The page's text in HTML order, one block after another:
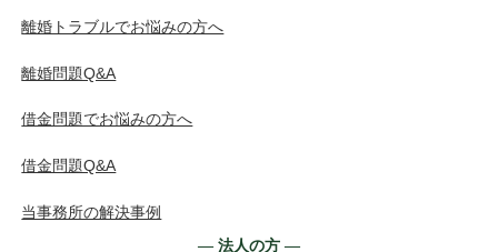
離婚トラブルでお悩みの方へ
離婚問題Q&A
借金問題でお悩みの方へ
借金問題Q&A
当事務所の解決事例
― 法人の方 ―